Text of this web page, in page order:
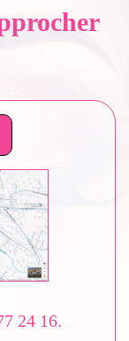
24 16.